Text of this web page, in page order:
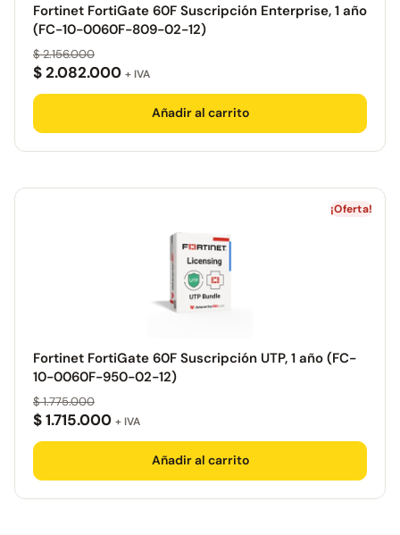
Fortinet FortiGate 60F Suscripción Enterprise, 1 año
(FC-10-0060F-809-02-12)
$2.156.000
$2.082.000 + IVA
Añadir al carrito
¡Oferta!
Fortinet FortiGate 60F Suscripción UTP, 1 año (FC-
10-0060F-950-02-12)
$1.775.000
$1.715.000 + IVA
Añadir al carrito